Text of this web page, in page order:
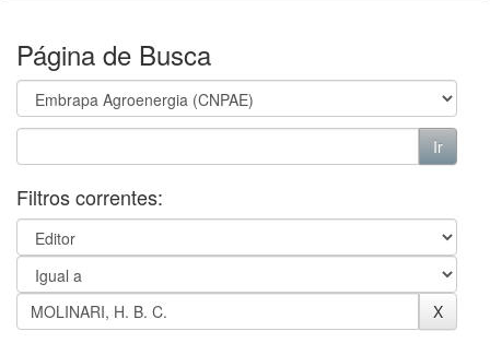
Página de Busca
Filtros correntes: